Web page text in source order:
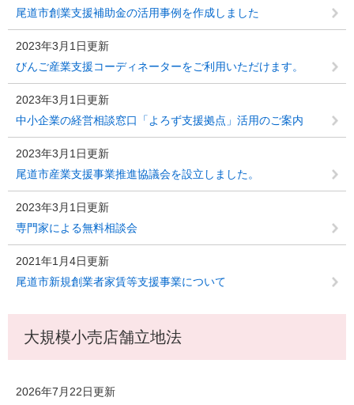
尾道市創業支援補助金の活用事例を作成しました
2023年3月1日更新
びんご産業支援コーディネーターをご利用いただけます。
2023年3月1日更新
中小企業の経営相談窓口「よろず支援拠点」活用のご案内
2023年3月1日更新
尾道市産業支援事業推進協議会を設立しました。
2023年3月1日更新
専門家による無料相談会
2021年1月4日更新
尾道市新規創業者家賃等支援事業について
大規模小売店舗立地法
2026年7月22日更新